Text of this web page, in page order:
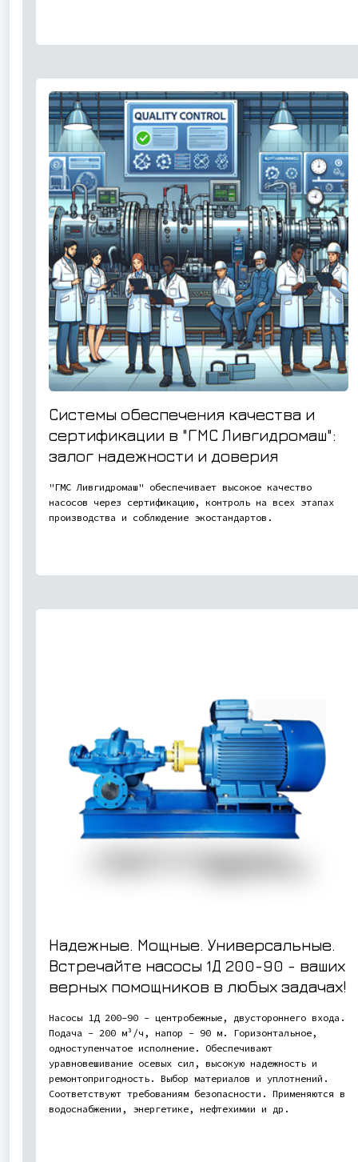
Системы обеспечения качества и
сертификации в "ГМС Ливгидромаш":
залог надежности и доверия
"ГМС Ливгидромаш" обеспечивает высокое качество
насосов через сертификацию, контроль на всех этапах
производства и соблюдение экостандартов.
Надежные. Мощные. Универсальные.
Встречайте насосы 1Д 200-90 - ваших
верных помощников в любых задачах!
Насосы 1Д 200-90 - центробежные, двустороннего входа.
Подача - 200 м³/ч, напор - 90 м. Горизонтальное,
одноступенчатое исполнение. Обеспечивают
уравновешивание осевых сил, высокую надежность и
ремонтопригодность. Выбор материалов и уплотнений.
Соответствуют требованиям безопасности. Применяются в
водоснабжении, энергетике, нефтехимии и др.